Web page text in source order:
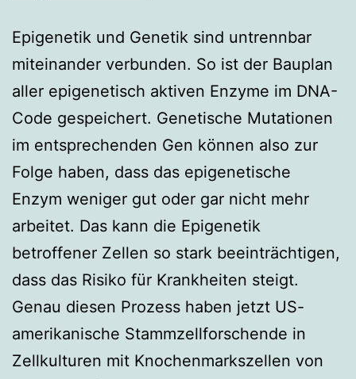
Epigenetik und Genetik sind untrennbar
miteinander verbunden. So ist der Bauplan
aller epigenetisch aktiven Enzyme im DNA-
Code gespeichert. Genetische Mutationen
im entsprechenden Gen können also zur
Folge haben, dass das epigenetische
Enzym weniger gut oder gar nicht mehr
arbeitet. Das kann die Epigenetik
betroffener Zellen so stark beeinträchtigen,
dass das Risiko für Krankheiten steigt.
Genau diesen Prozess haben jetzt US-
amerikanische Stammzellforschende in
Zellkulturen mit Knochenmarkszellen von